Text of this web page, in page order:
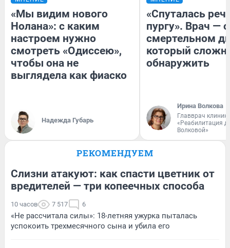
«Мы видим нового
Нолана»: с каким
настроем нужно
смотреть «Одиссею»,
чтобы она не
выглядела как фиаско
Надежда Губарь
«Спуталась
пургу». Врач — о
смертельном
который
обнаружить
Ирина Волкова
Главврач
«Реабилитация
Волковой»
РЕКОМЕНДУЕМ
Слизни атакуют: как спасти цветник от
вредителей — три копеечных способа
10 часов 7 517 6
«Не рассчитала силы»: 18-летняя ужурка пыталась
успокоить трехмесячного сына и убила его